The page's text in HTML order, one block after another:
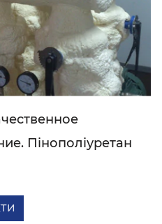
Пінополіуретан